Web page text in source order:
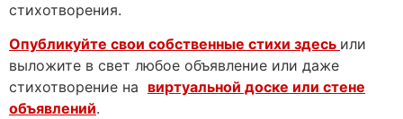
стихотворения.
Опубликуйте свои собственные стихи здесь или
выложите в свет любое объявление или даже
стихотворение на виртуальной доске или стене
объявлений.